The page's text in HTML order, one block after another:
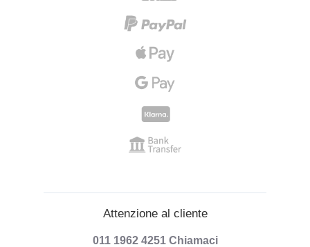
Attenzione al cliente
011 1962 4251 Chiamaci